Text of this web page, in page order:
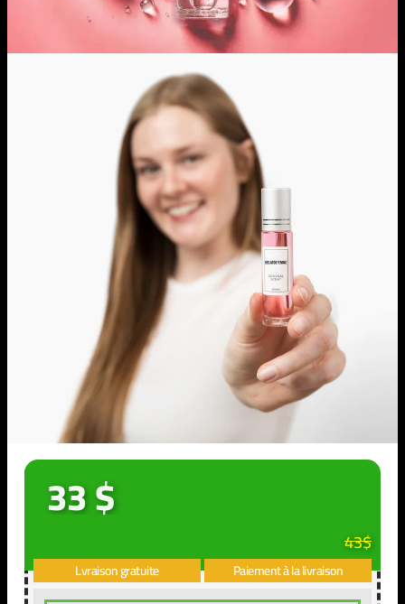
33 $
43$
Lvraison gratuite Paiement à la livraison